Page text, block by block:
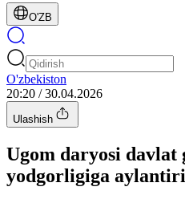
O'ZB
O'zbekiston
20:20 / 30.04.2026
Ulashish
Ugom daryosi
yodgorligiga